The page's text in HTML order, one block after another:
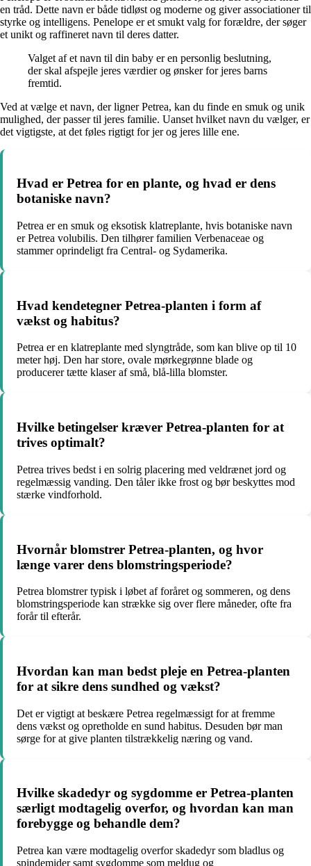
en tråd. Dette navn er både tidløst og moderne og giver associationer til
styrke og intelligens. Penelope er et smukt valg for forældre, der søger
et unikt og raffineret navn til deres datter.
Valget af et navn til din baby er en personlig beslutning,
der skal afspejle jeres værdier og ønsker for jeres barns
fremtid.
Ved at vælge et navn, der ligner Petrea, kan du finde en smuk og unik
mulighed, der passer til jeres familie. Uanset hvilket navn du vælger, er
det vigtigste, at det føles rigtigt for jer og jeres lille ene.
Hvad er Petrea for en plante, og hvad er dens
botaniske navn?
Petrea er en smuk og eksotisk klatreplante, hvis botaniske navn
er Petrea volubilis. Den tilhører familien Verbenaceae og
stammer oprindeligt fra Central- og Sydamerika.
Hvad kendetegner Petrea-planten i form af
vækst og habitus?
Petrea er en klatreplante med slyngtråde, som kan blive op til 10
meter høj. Den har store, ovale mørkegrønne blade og
producerer tætte klaser af små, blå-lilla blomster.
Hvilke betingelser kræver Petrea-planten for at
trives optimalt?
Petrea trives bedst i en solrig placering med veldrænet jord og
regelmæssig vanding. Den tåler ikke frost og bør beskyttes mod
stærke vindforhold.
Hvornår blomstrer Petrea-planten, og hvor
længe varer dens blomstringsperiode?
Petrea blomstrer typisk i løbet af foråret og sommeren, og dens
blomstringsperiode kan strække sig over flere måneder, ofte fra
forår til efterår.
Hvordan kan man bedst pleje en Petrea-planten
for at sikre dens sundhed og vækst?
Det er vigtigt at beskære Petrea regelmæssigt for at fremme
dens vækst og opretholde en sund habitus. Desuden bør man
sørge for at give planten tilstrækkelig næring og vand.
Hvilke skadedyr og sygdomme er Petrea-planten
særligt modtagelig overfor, og hvordan kan man
forebygge og behandle dem?
Petrea kan være modtagelig overfor skadedyr som bladlus og
spindemider samt sygdomme som meldug og